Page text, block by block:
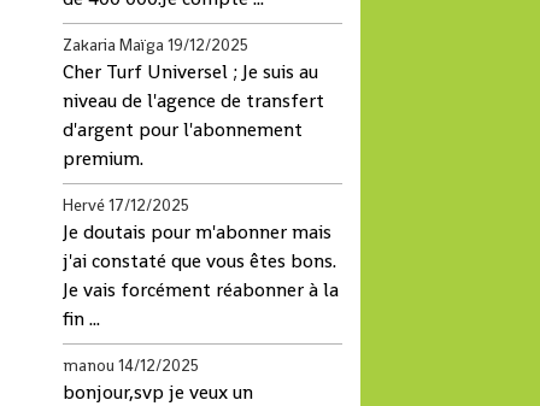
Zakaria Maïga 19/12/2025
Cher Turf Universel ; Je suis au
niveau de l'agence de transfert
d'argent pour l'abonnement
premium.
Hervé17/12/2025
Je doutais pour m'abonner mais
j'ai constaté que vous êtes bons.
Je vais forcément réabonner à la
fin ...
manou 14/12/2025
bonjour,svp je veux un